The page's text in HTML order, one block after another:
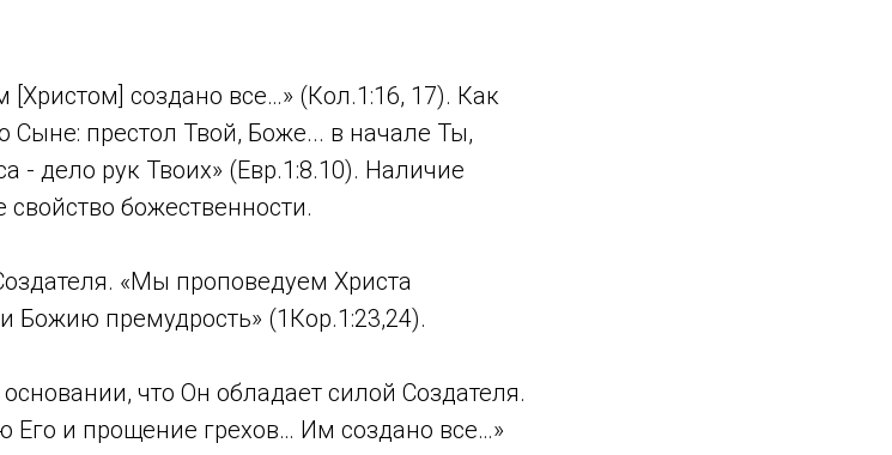
создано все…» (Кол.1:16, 17). Как
Сыне: престол Твой, Боже... в начале Ты,
- дело рук Твоих» (Евр.1:8.10). Наличие
божественности.
«Мы проповедуем Христа
Божию премудрость» (1Кор.1:23,24).
что Он обладает силой Создателя.
и прощение грехов… Им создано все…»